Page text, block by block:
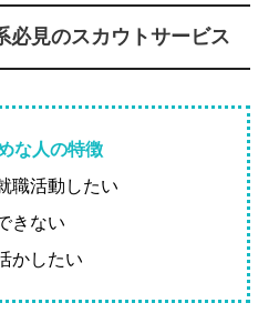
必見のスカウトサービス
な人の特徴
職活動したい
きない
かしたい